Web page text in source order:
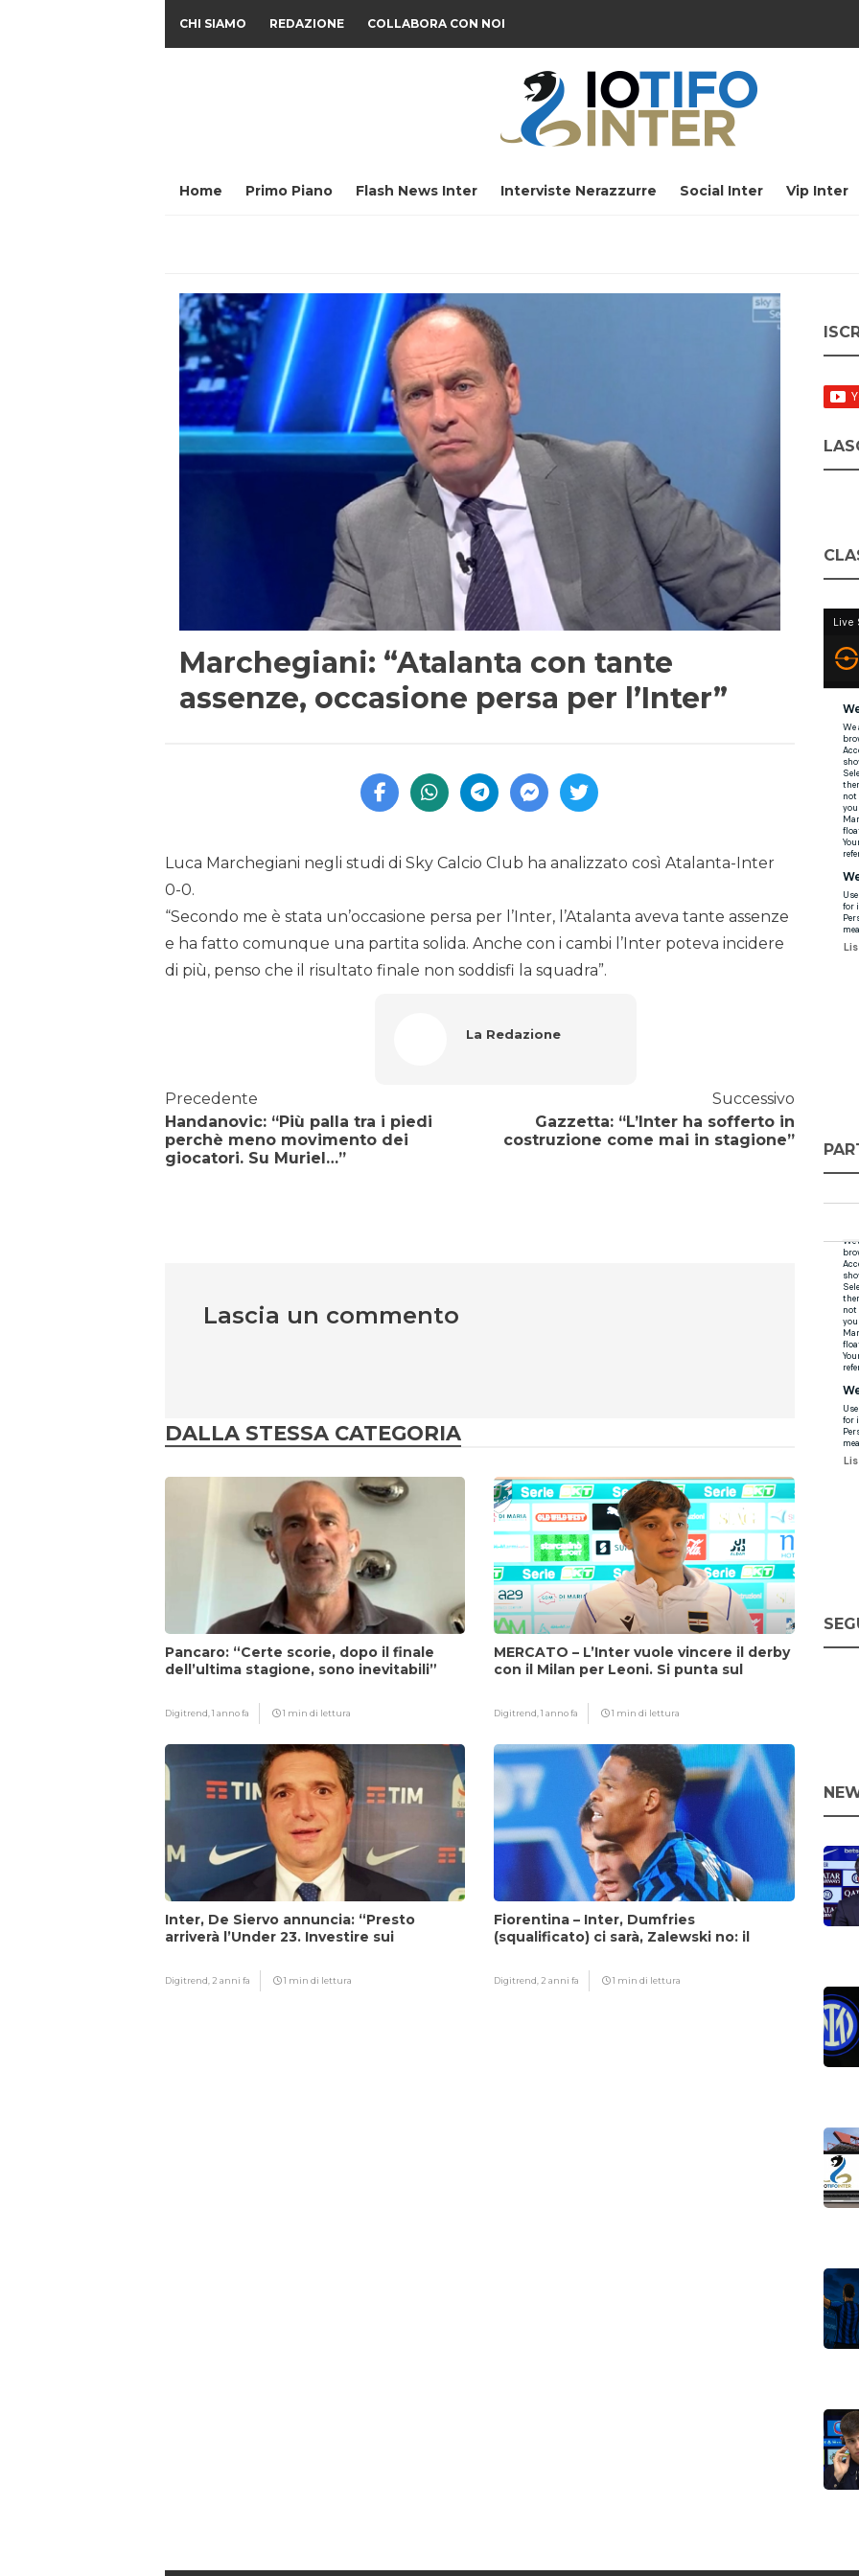
CHI SIAMO REDAZIONE COLLABORA CON NOI
Home Primo Piano Flash News Inter Interviste Nerazzurre Social Inter Vip Inter
Marchegiani: “Atalanta con tante
assenze, occasione persa per l’Inter”
Luca Marchegiani negli studi di Sky Calcio Club ha analizzato così Atalanta-Inter
0-0.
“Secondo me è stata un’occasione persa per l’Inter, l’Atalanta aveva tante assenze
e ha fatto comunque una partita solida. Anche con i cambi l’Inter poteva incidere
di più, penso che il risultato finale non soddisfi la squadra”.
La Redazione
Precedente
Handanovic: “Più palla tra i piedi
perchè meno movimento dei
giocatori. Su Muriel…”
Successivo
Gazzetta: “L’Inter ha sofferto in
costruzione come mai in stagione”
Lascia un commento
DALLA STESSA CATEGORIA
Pancaro: “Certe scorie, dopo il finale
dell’ultima stagione, sono inevitabili”
Digitrend,1 anno fa 1 min di lettura
MERCATO – L’Inter vuole vincere il derby
con il Milan per Leoni. Si punta sul
Digitrend,1 anno fa 1 min di lettura
Inter, De Siervo annuncia: “Presto
arriverà l’Under 23. Investire sui
Digitrend,2 anni fa 1 min di lettura
Fiorentina – Inter, Dumfries
(squalificato) ci sarà, Zalewski no: il
Digitrend,2 anni fa 1 min di lettura